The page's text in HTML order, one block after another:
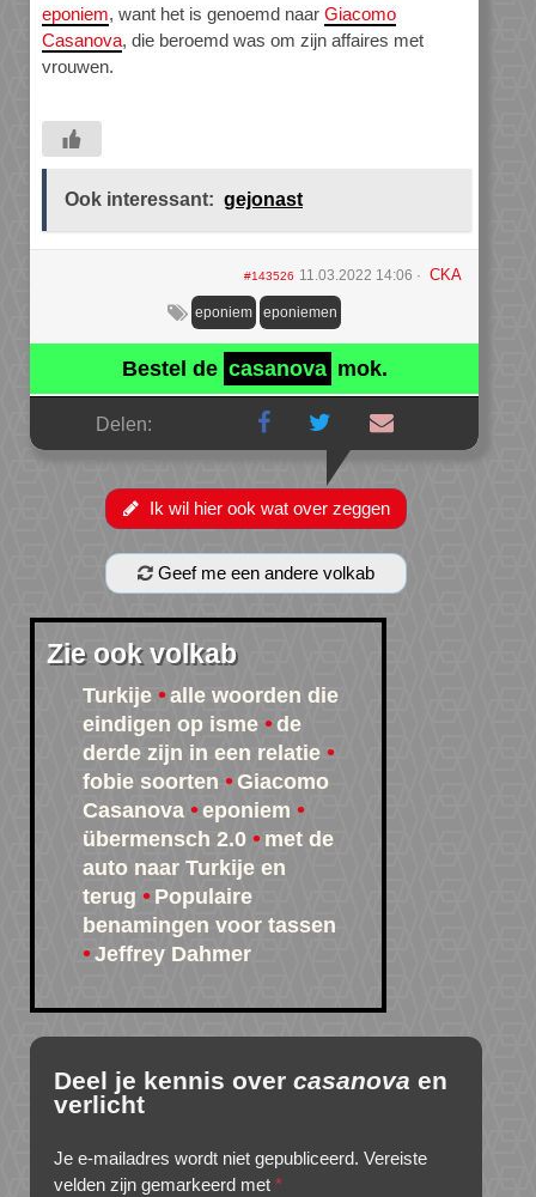
eponiem, want het is genoemd naar Giacomo
Casanova, die beroemd was om zijn affaires met
vrouwen.
Ook interessant: gejonast
#143526 11.03.2022 14:06 CKA
eponiem eponiemen
Bestel de casanova mok.
Delen:
Ik wil hier ook wat over zeggen
Geef me een andere volkab
Zie ook volkab
Turkije
alle woorden die
eindigen op isme
de
derde zijn in een relatie
fobie soorten
Giacomo
Casanova
eponiem
übermensch 2.0
met de
auto naar Turkije en
terug
Populaire
benamingen voor tassen
Jeffrey Dahmer
Deel je kennis over casanova en
verlicht
Je e-mailadres wordt niet gepubliceerd. Vereiste
velden zijn gemarkeerd met *